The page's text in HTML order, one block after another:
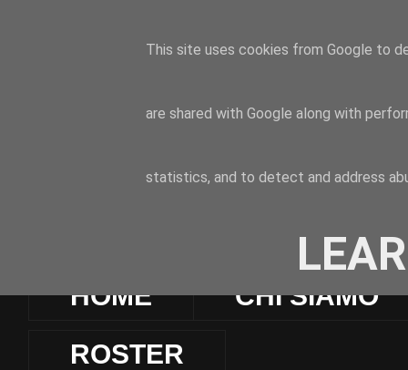
HOME
CHI SIAMO
ROSTER
This site uses cookies from Google to
are shared with Google along with
statistics, and to detect and address